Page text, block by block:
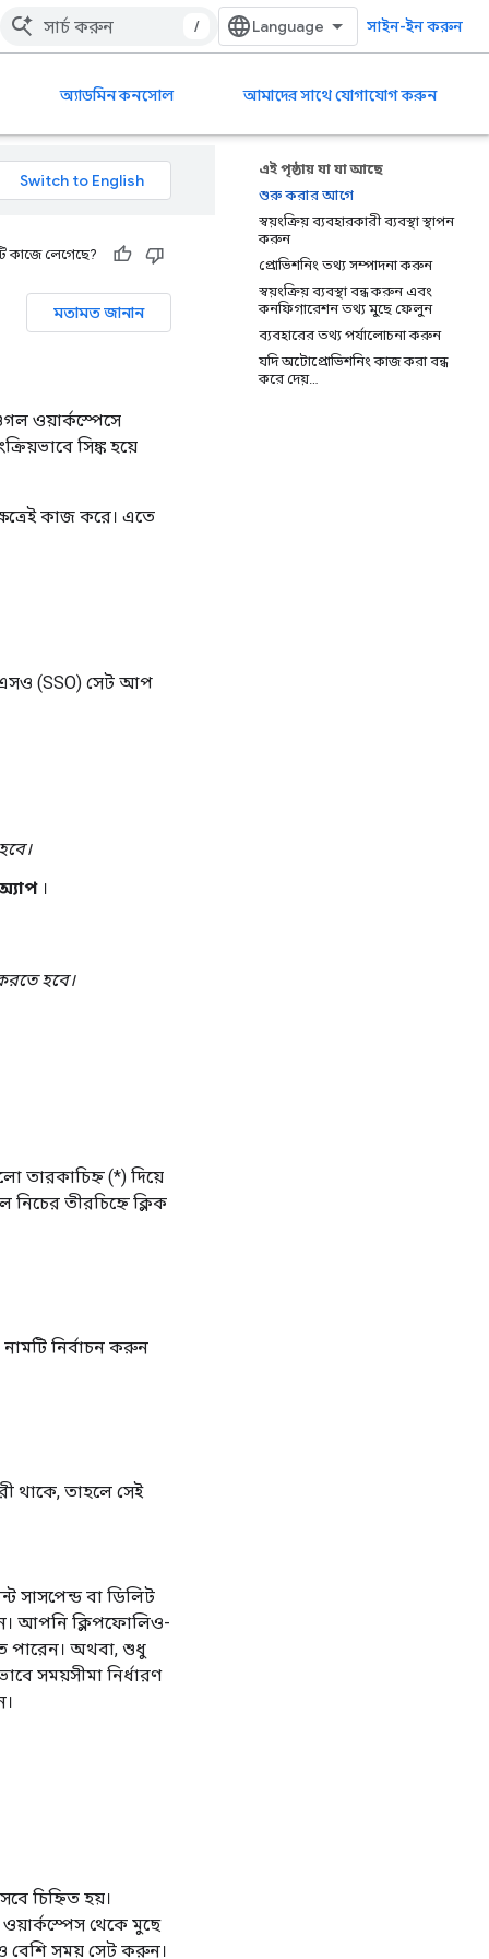
/ সাইন-ইন করুন
অ্যাডমিন কনসোল আমাদের সাথে যোগাযোগ করুন
এই পৃষ্ঠায় যা যা আছে
শুরু করার আগে
স্বয়ংক্রিয় ব্যবহারকারী ব্যবস্থা স্থাপন
করুন
প্রোভিশনিং তথ্য সম্পাদনা করুন
স্বয়ংক্রিয় ব্যবস্থা বন্ধ করুন এবং
কনফিগারেশন তথ্য মুছে ফেলুন
ব্যবহারের তথ্য পর্যালোচনা করুন
যদি অটোপ্রোভিশনিং কাজ করা বন্ধ
করে দেয়…
কাজে লেগেছে?
মতামত জানান
ওয়ার্কস্পেসে
সিঙ্ক হয়ে
কাজ করে। এতে
(SSO) সেট আপ
।
হবে।
তারকাচিহ্ন (*) দিয়ে
তীরচিহ্নে ক্লিক
নির্বাচন করুন
থাকে, তাহলে সেই
সাসপেন্ড বা ডিলিট
আপনি ক্লিপফোলিও-
পারেন। অথবা, শুধু
সময়সীমা নির্ধারণ
চিহ্নিত হয়।
থেকে মুছে
বেশি সময় সেট করুন।